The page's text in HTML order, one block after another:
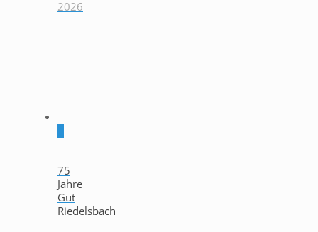
2026
75
Jahre
Gut
Riedelsbach